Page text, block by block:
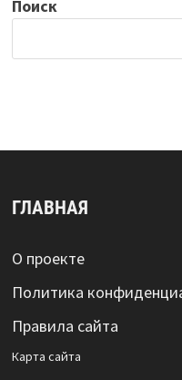
Поиск
ГЛАВНАЯ
О проекте
Политика
Правила сайта
Карта сайта